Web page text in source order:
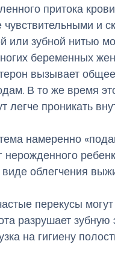
притока
и
или зубной нитью
беременных
вызывает
В то же время
проникать
намеренно
облегчения
перекусы
разрушает зубную
на гигиену